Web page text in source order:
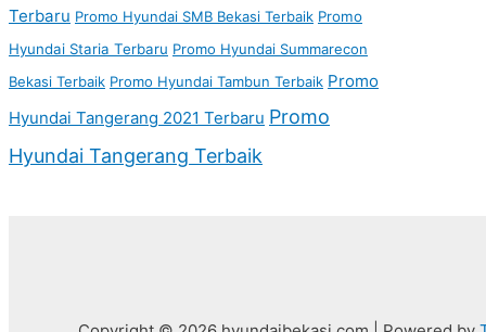
Terbaru Promo Hyundai SMB Bekasi Terbaik Promo
Hyundai Staria Terbaru Promo Hyundai Summarecon
Bekasi Terbaik Promo Hyundai Tambun Terbaik Promo
Hyundai Tangerang 2021 Terbaru Promo
Hyundai Tangerang Terbaik